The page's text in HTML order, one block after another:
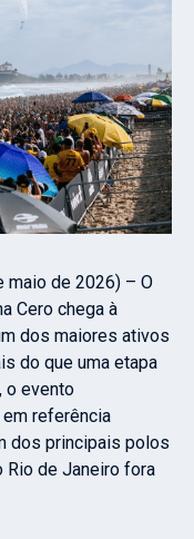
maio de 2026) – O
Cero chega à
dos maiores ativos
do que uma etapa
o evento
referência
dos principais polos
de Janeiro fora